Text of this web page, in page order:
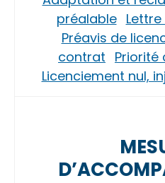
préalable
Préavis de
contrat Priorité
Licenciement nul,